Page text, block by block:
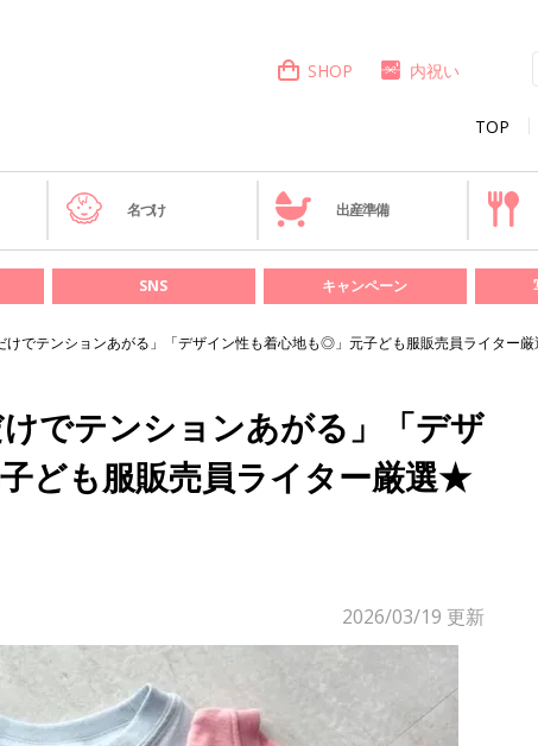
TOP
SHOP 内祝い
名づけ 出産準備
SNS キャンペーン
けでテンションあがる」「デザイン性も着心地も◎」元子ども服販売員ライター
でテンションあがる」「デザ
ども服販売員ライター厳選★
2026/03/19 更新